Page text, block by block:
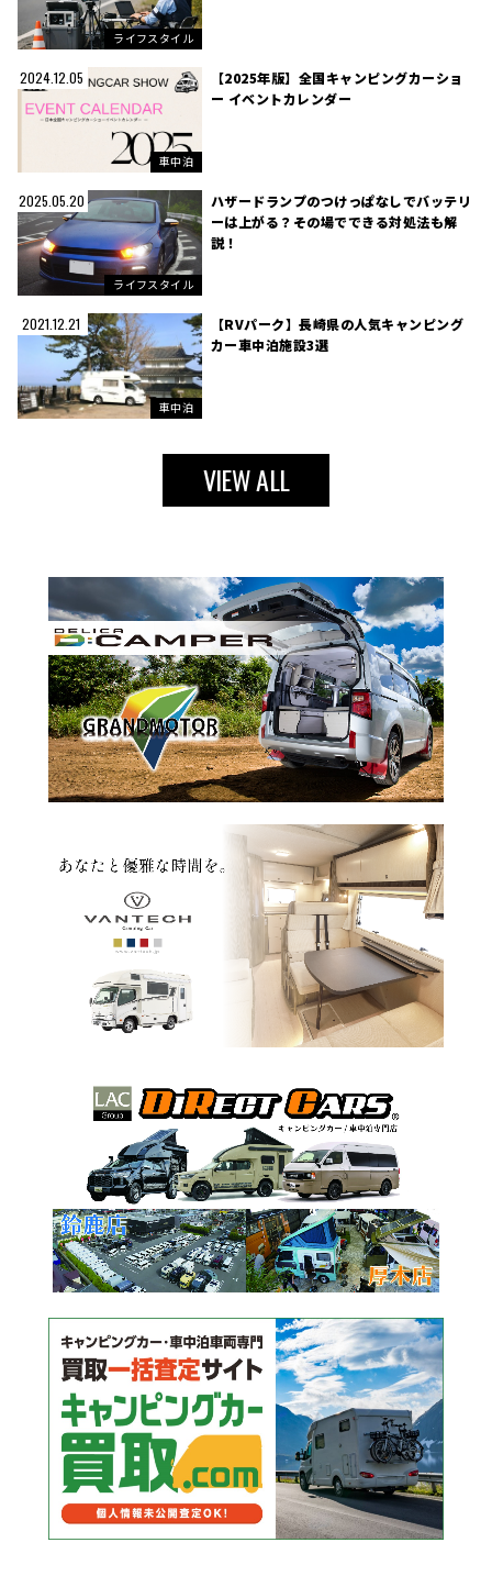
ライフスタイル
2024.12.05
車中泊
【2025年版】全国キャンピングカーショ
ー イベントカレンダー
2025.05.20
ライフスタイル
ハザードランプのつけっぱなしでバッテリ
ーは上がる？その場でできる対処法も解
説！
2021.12.21
車中泊
【RVパーク】長崎県の人気キャンピング
カー車中泊施設3選
VIEW ALL